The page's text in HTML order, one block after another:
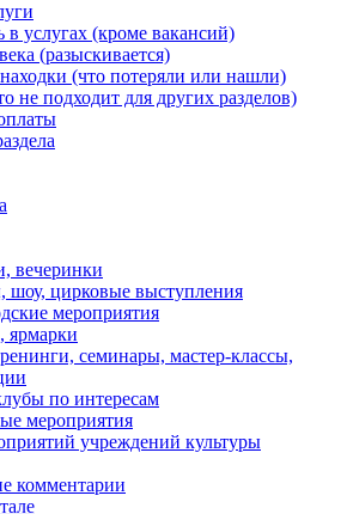
услугах (кроме вакансий)
(разыскивается)
(что потеряли или нашли)
не подходит для других разделов)
вечеринки
шоу, цирковые выступления
мероприятия
ярмарки
семинары, мастер-классы,
по интересам
мероприятия
учреждений культуры
комментарии